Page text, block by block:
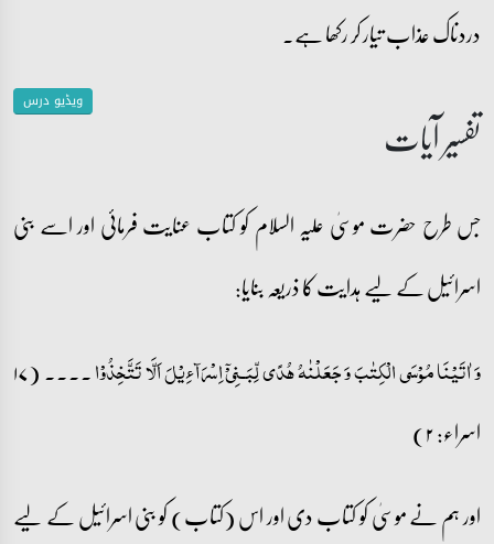
دردناک عذاب تیار کر رکھا ہے۔
ویڈیو درس تفسیر آیات
جس طرح حضرت موسیٰ علیہ السلام کو کتاب عنایت فرمائی اور اسے بنی
اسرائیل کے لیے ہدایت کا ذریعہ بنایا:
وَ اٰتَیۡنَا مُوۡسَی الۡکِتٰبَ وَ جَعَلۡنٰہُ ہُدًی لِّبَـنِیۡۤ اِسۡرَآءِیۡلَ اَلَّا تَتَّخِذُوۡا
۔۔۔۔ (۱۷
اسراء: ۲)
اور ہم نے موسیٰ کو کتاب دی اور اس (کتاب) کو بنی اسرائیل کے لیے